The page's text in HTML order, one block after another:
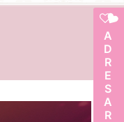
ADRESAR